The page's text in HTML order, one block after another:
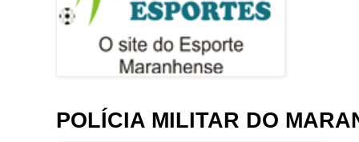
POLÍCIA MILITAR DO